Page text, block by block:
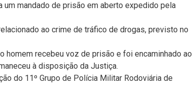
um mandado de prisão em aberto expedido pela
ao crime de tráfico de drogas, previsto no
homem recebeu voz de prisão e foi encaminhado ao
à disposição da Justiça.
do 11º Grupo de Polícia Militar Rodoviária de